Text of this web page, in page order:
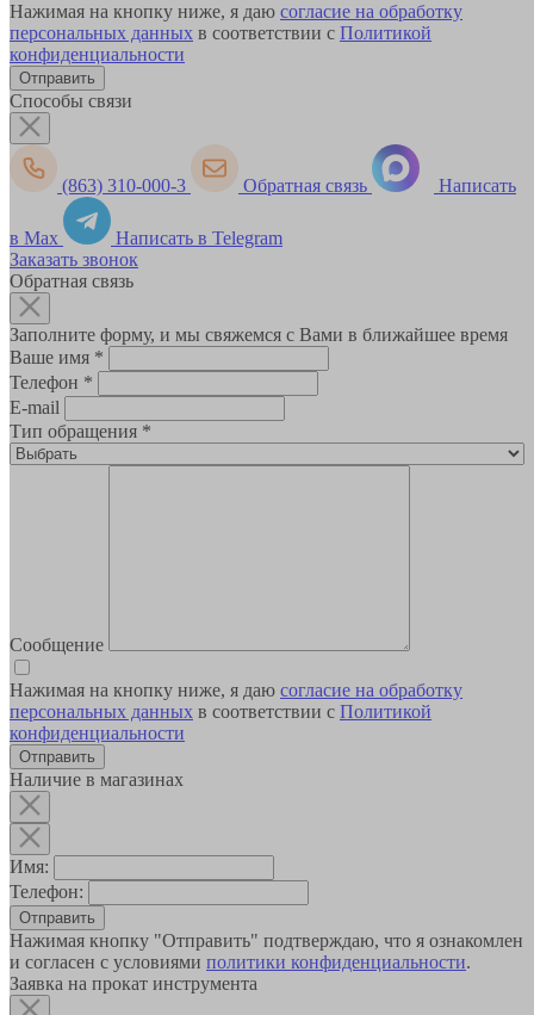
Нажимая на кнопку ниже, я даю согласие на обработку
персональных данных в соответствии с Политикой
конфиденциальности
Способы связи
(863) 310-000-3 Обратная связь Написать
в Max
Написать в Telegram
Заказать звонок
Обратная связь
Заполните форму, и мы свяжемся с Вами в ближайшее время
Ваше имя *
Телефон *
E-mail
Тип обращения *
Сообщение
Нажимая на кнопку ниже, я даю согласие на обработку
персональных данных в соответствии с Политикой
конфиденциальности
Наличие в магазинах
Имя:
Телефон:
Отправить
Нажимая кнопку "Отправить" подтверждаю, что я ознакомлен
и согласен с условиями политики конфиденциальности.
Заявка на прокат инструмента